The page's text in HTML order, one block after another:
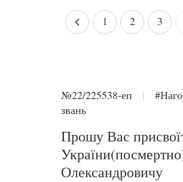
1 2 3
№22/225538-еп |
звань
Прошу Вас
Олександровичу